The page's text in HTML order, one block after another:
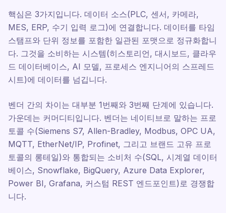
핵심은 3가지입니다. 데이터 소스(PLC, 센서, 카메라,
MES, ERP, 수기 입력 로그)에 연결합니다. 데이터를 타임
스탬프와 단위 정보를 포함한 일관된 포맷으로 정규화합니
다. 그것을 소비하는 시스템(히스토리언, 대시보드, 클라우
드 데이터베이스, AI 모델, 프로세스 엔지니어의 스프레드
시트)에 데이터를 넘깁니다.
벤더 간의 차이는 대부분 1번째와 3번째 단계에 있습니다.
가운데는 커머디티입니다. 벤더는 네이티브로 말하는 프로
토콜 수(Siemens S7, Allen-Bradley, Modbus, OPC UA,
MQTT, EtherNet/IP, Profinet, 그리고 브랜드 고유 프로
토콜의 롱테일)와 통합되는 소비처 수(SQL, 시계열 데이터
베이스, Snowflake, BigQuery, Azure Data Explorer,
Power BI, Grafana, 커스텀 REST 엔드포인트)로 경쟁합
니다.